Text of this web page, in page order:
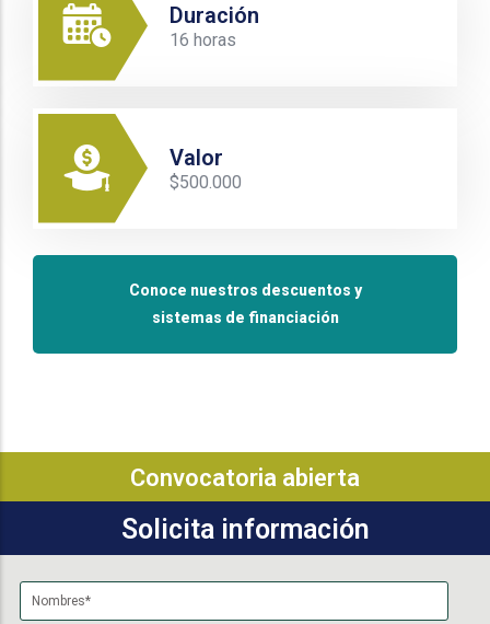
Duración
16 horas
Valor
$500.000
Conoce nuestros descuentos y
sistemas de financiación
Convocatoria abierta
Solicita información